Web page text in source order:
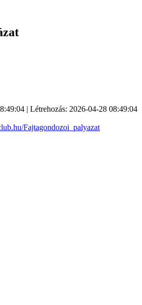
| Létrehozás: 2026-04-28 08:49:04
Fajtagondozoi_palyazat